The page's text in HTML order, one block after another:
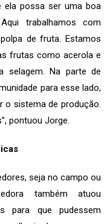
ela possa ser uma boa
trabalhamos com
de fruta. Estamos
frutas como acerola e
selagem. Na parte de
para esse lado,
o sistema de produção.
pontuou Jorge.
seja no campo ou
também atuou
para que pudessem